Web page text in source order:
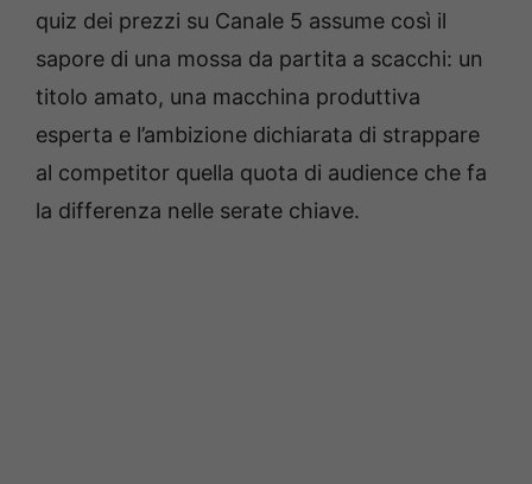
quiz dei prezzi su Canale 5 assume così il
sapore di una mossa da partita a scacchi: un
titolo amato, una macchina produttiva
esperta e l’ambizione dichiarata di strappare
al competitor quella quota di audience che fa
la differenza nelle serate chiave.